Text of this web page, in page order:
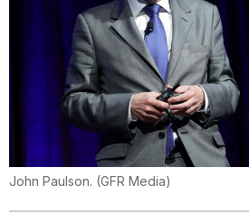
John Paulson. (GFR Media)